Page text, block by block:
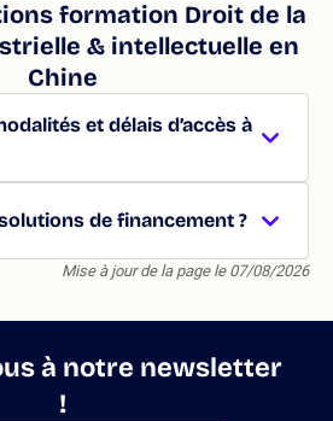
formation Droit de la
& intellectuelle en
Chine
et délais d’accès à
de financement ?
Mise à jour de la page le 07/08/2026
à notre newsletter
!